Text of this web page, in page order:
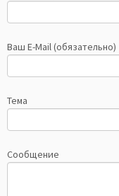
Ваш E-Mail (обязательно)
Тема
Сообщение